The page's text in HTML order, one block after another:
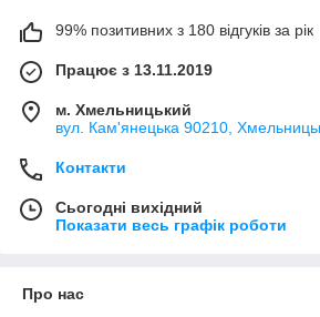
99% позитивних з 180 відгуків за рік
Працює з 13.11.2019
м. Хмельницький
вул. Кам'янецька 90210,
Контакти
Сьогодні вихідний
Показати весь графік роботи
Про нас